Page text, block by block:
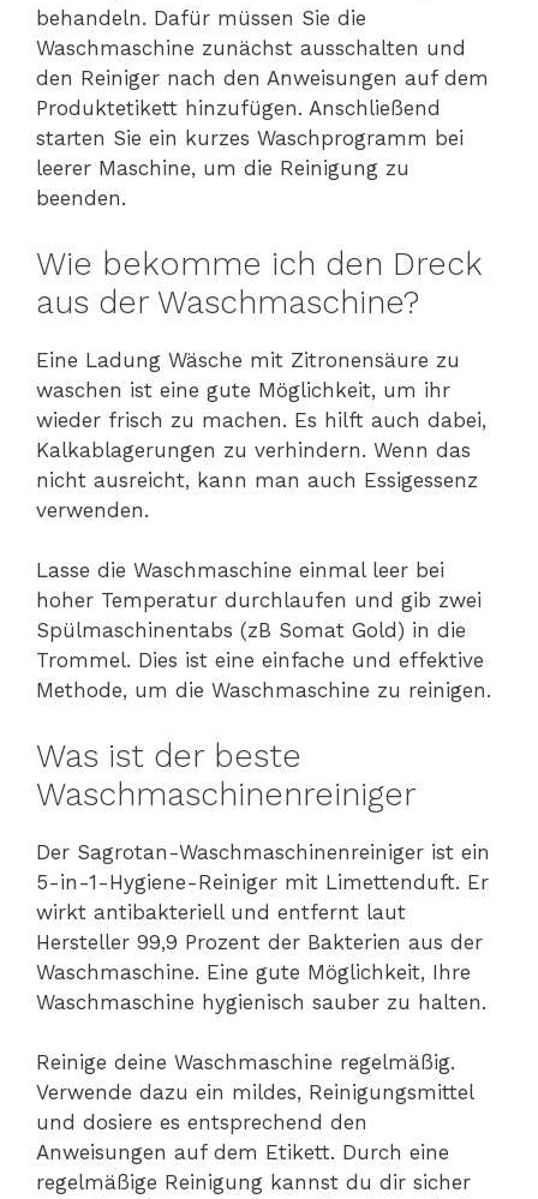
behandeln. Dafür müssen Sie die
Waschmaschine zunächst ausschalten und
den Reiniger nach den Anweisungen auf dem
Produktetikett hinzufügen. Anschließend
starten Sie ein kurzes Waschprogramm bei
leerer Maschine, um die Reinigung zu
beenden.
Wie bekomme ich den Dreck
aus der Waschmaschine?
Eine Ladung Wäsche mit Zitronensäure zu
waschen ist eine gute Möglichkeit, um ihr
wieder frisch zu machen. Es hilft auch dabei,
Kalkablagerungen zu verhindern. Wenn das
nicht ausreicht, kann man auch Essigessenz
verwenden.
Lasse die Waschmaschine einmal leer bei
hoher Temperatur durchlaufen und gib zwei
Spülmaschinentabs (zB Somat Gold) in die
Trommel. Dies ist eine einfache und effektive
Methode, um die Waschmaschine zu reinigen.
Was ist der beste
Waschmaschinenreiniger
Der Sagrotan-Waschmaschinenreiniger ist ein
5-in-1-Hygiene-Reiniger mit Limettenduft. Er
wirkt antibakteriell und entfernt laut
Hersteller 99,9 Prozent der Bakterien aus der
Waschmaschine. Eine gute Möglichkeit, Ihre
Waschmaschine hygienisch sauber zu halten.
Reinige deine Waschmaschine regelmäßig.
Verwende dazu ein mildes, Reinigungsmittel
und dosiere es entsprechend den
Anweisungen auf dem Etikett. Durch eine
regelmäßige Reinigung kannst du dir sicher